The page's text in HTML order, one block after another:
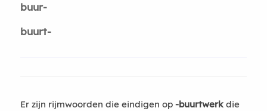
buur-
buurt-
Er zijn rijmwoorden die eindigen op -buurtwerkdie